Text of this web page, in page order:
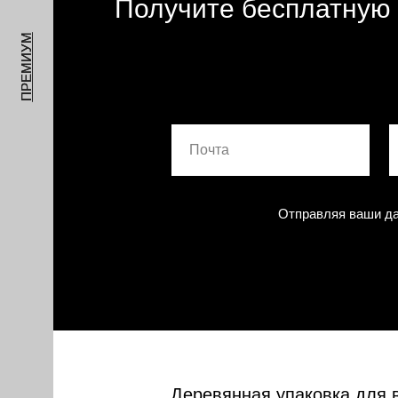
ПРЕМИУМ
Получите бесплатную
Отправляя ваши